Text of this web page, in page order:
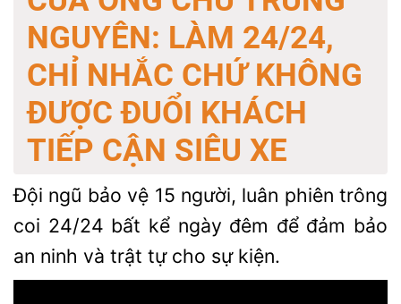
NGUYÊN: LÀM 24/24,
CHỈ NHẮC CHỨ KHÔNG
ĐƯỢC ĐUỔI KHÁCH
TIẾP CẬN SIÊU XE
Đội ngũ bảo vệ 15 người, luân phiên trông
coi 24/24 bất kể ngày đêm để đảm bảo
an ninh và trật tự cho sự kiện.